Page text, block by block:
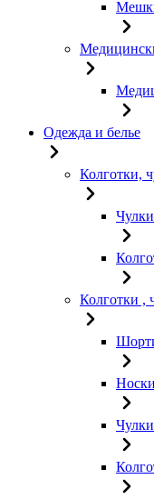
Одежда и белье
Колготки,
Колготки ,